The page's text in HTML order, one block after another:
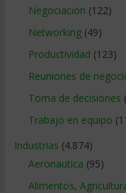
Negociacion (122)
Networking(49)
Productividad (123)
Reuniones de
Toma de decisiones
Trabajo en equipo
Industrias (4.874)
Aeronautica (95)
Alimentos,